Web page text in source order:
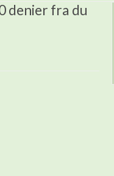
denier fra du